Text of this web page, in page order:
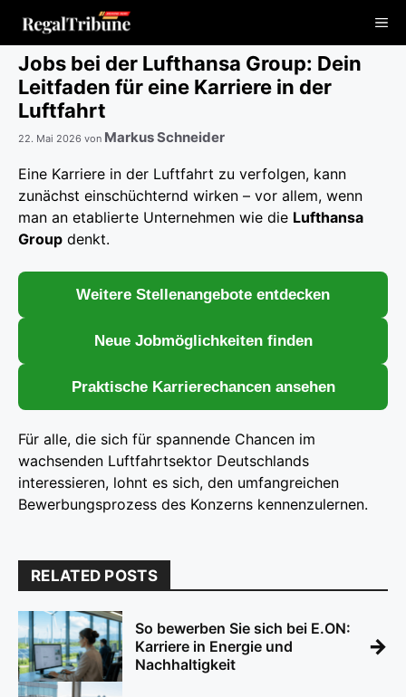
Inhalt
springen
Jobs bei der Lufthansa Group: Dein
Leitfaden für eine Karriere in der
Luftfahrt
22. Mai 2026 von Markus Schneider
Eine Karriere in der Luftfahrt zu verfolgen, kann
zunächst einschüchternd wirken – vor allem, wenn
man an etablierte Unternehmen wie die Lufthansa
Group denkt.
Weitere Stellenangebote entdecken
Neue Jobmöglichkeiten finden
Praktische Karrierechancen ansehen
Für alle, die sich für spannende Chancen im
wachsenden Luftfahrtsektor Deutschlands
interessieren, lohnt es sich, den umfangreichen
Bewerbungsprozess des Konzerns kennenzulernen.
RELATED POSTS
So bewerben Sie sich bei E.ON:
Karriere in Energie und
Nachhaltigkeit
→